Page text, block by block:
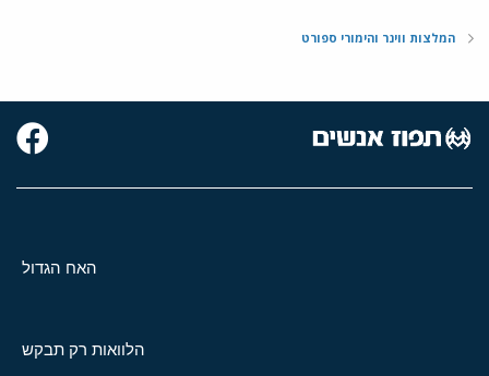
המלצות ווינר והימורי ספורט
האח הגדול
הלוואות רק תבקש